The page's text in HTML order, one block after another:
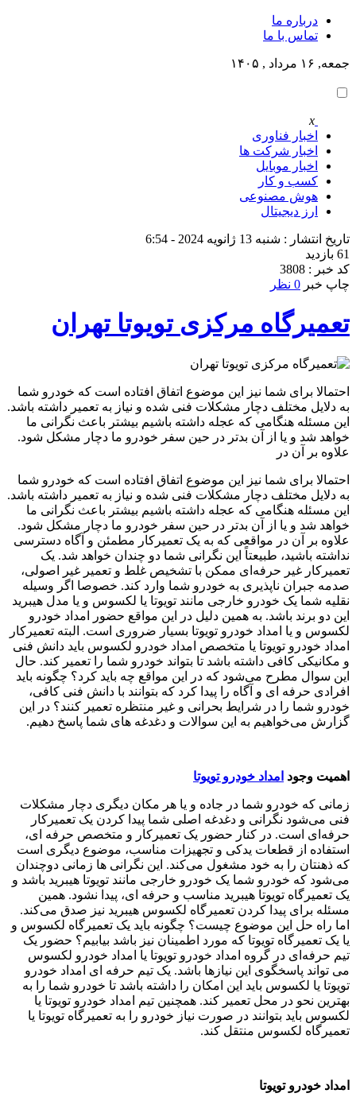
درباره ما
تماس با ما
جمعه, ۱۶ مرداد , ۱۴۰۵
x
اخبار فناوری
اخبار شرکت ها
اخبار موبایل
کسب و کار
هوش مصنوعی
ارز دیجیتال
تاریخ انتشار : شنبه 13 ژانویه 2024 - 6:54
61 بازدید
کد خبر : 3808
چاپ خبر 0 نظر
تعمیرگاه مرکزی تویوتا تهران
احتمالا برای شما نیز این موضوع اتفاق افتاده است که خودرو شما
به دلایل مختلف دچار مشکلات فنی شده و نیاز به تعمیر داشته باشد.
این مسئله هنگامی که عجله داشته باشیم بیشتر باعث نگرانی ما
خواهد شد و یا از آن بدتر در حین سفر خودرو ما دچار مشکل شود.
علاوه بر آن در
احتمالا برای شما نیز این موضوع اتفاق افتاده است که خودرو شما
به دلایل مختلف دچار مشکلات فنی شده و نیاز به تعمیر داشته باشد.
این مسئله هنگامی که عجله داشته باشیم بیشتر باعث نگرانی ما
خواهد شد و یا از آن بدتر در حین سفر خودرو ما دچار مشکل شود.
علاوه بر آن در مواقعی که به یک تعمیرکار مطمئن و آگاه دسترسی
نداشته باشید، طبیعتاً این نگرانی شما دو چندان خواهد شد. یک
تعمیرکار غیر ‌حرفه‌ای ممکن با تشخیص غلط و تعمیر غیر اصولی،
صدمه جبران ناپذیری به خودرو شما وارد کند. خصوصا اگر وسیله
نقلیه شما یک خودرو خارجی مانند تویوتا یا لکسوس و یا مدل هیبرید
این دو برند باشد. به همین دلیل در این مواقع حضور امداد خودرو
لکسوس و یا امداد خودرو تویوتا بسیار ضروری است. البته تعمیرکار
امداد خودرو تویوتا یا متخصص امداد خودرو لکسوس باید دانش فنی
و مکانیکی کافی داشته باشد تا بتواند خودرو شما را تعمیر کند. حال
این سوال مطرح می‌شود که در این مواقع چه باید کرد؟ چگونه باید
افرادی حرفه ‌ای و آگاه را پیدا کرد که بتوانند با دانش فنی کافی،
خودرو شما را در شرایط بحرانی و غیر منتظره تعمیر کنند؟ در این
گزارش می‌خواهیم به این سوالات و دغدغه ‌های شما پاسخ دهیم.
اهمیت وجود امداد خودرو تویوتا
زمانی که خودرو شما در جاده و یا هر مکان دیگری دچار مشکلات
فنی می‌شود نگرانی و دغدغه اصلی شما پیدا کردن یک تعمیرکار
حرفه‌ای است. در کنار حضور یک تعمیرکار و متخصص حرفه‌ ای،
استفاده از قطعات یدکی و تجهیزات مناسب، موضوع دیگری است
که ذهنتان را به خود مشغول می‌کند. این نگرانی‌ ها زمانی دوچندان
می‌شود که خودرو شما یک خودرو خارجی مانند تویوتا هیبرید باشد و
یک تعمیرگاه تویوتا هیبرید مناسب و حرفه‌ ای، پیدا نشود. همین
مسئله برای پیدا کردن تعمیرگاه لکسوس هیبرید نیز صدق می‌کند.
اما راه حل این موضوع چیست؟ چگونه باید یک تعمیرگاه لکسوس و
یا یک تعمیرگاه تویوتا که مورد اطمینان نیز باشد بیابیم؟ حضور یک
تیم حرفه‌ای در گروه امداد خودرو تویوتا یا امداد خودرو لکسوس
می‌ تواند پاسخگوی این نیازها باشد. یک تیم حرفه‌ ای امداد خودرو
تویوتا یا لکسوس باید این امکان را داشته باشد تا خودرو شما را به
بهترین نحو در محل تعمیر کند. همچنین تیم امداد خودرو تویوتا یا
لکسوس باید بتوانند در صورت نیاز خودرو را به تعمیرگاه تویوتا یا
تعمیرگاه لکسوس منتقل کند.
امداد خودرو تویوتا